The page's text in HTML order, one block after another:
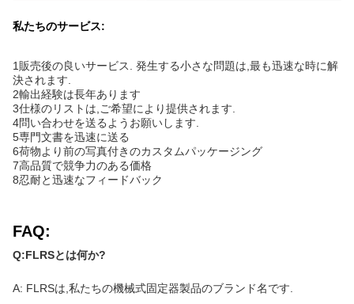
私たちのサービス:
1販売後の良いサービス. 発生する小さな問題は,最も迅速な時に解
決されます.
2輸出経験は長年あります
3仕様のリストは,ご希望により提供されます.
4問い合わせを送るようお願いします.
5専門文書を迅速に送る
6荷物より前の写真付きのカスタムパッケージング
7高品質で競争力のある価格
8忍耐と迅速なフィードバック
FAQ:
Q:FLRSとは何か?
A: FLRSは,私たちの機械式固定器製品のブランド名です.